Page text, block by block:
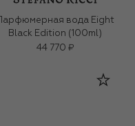
Парфюмерная вода Eight
Black Edition (100ml)
44 770 ₽